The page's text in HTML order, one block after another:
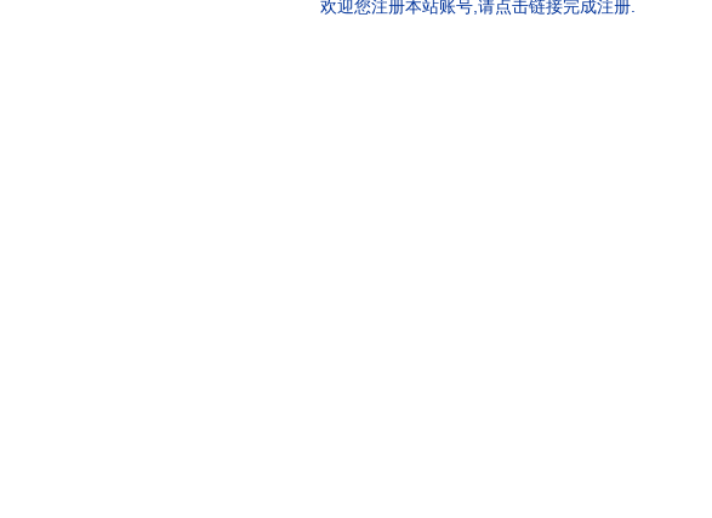
欢迎您注册本站账号,请点击链接完成注册.